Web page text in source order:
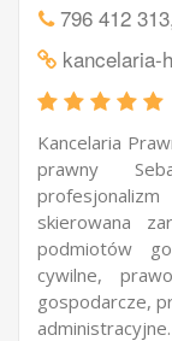
796 412 313
kancelaria-
Kancelaria
prawny
skierowana
podmiotów
cywilne,
gospodarcze,
administracyjne.